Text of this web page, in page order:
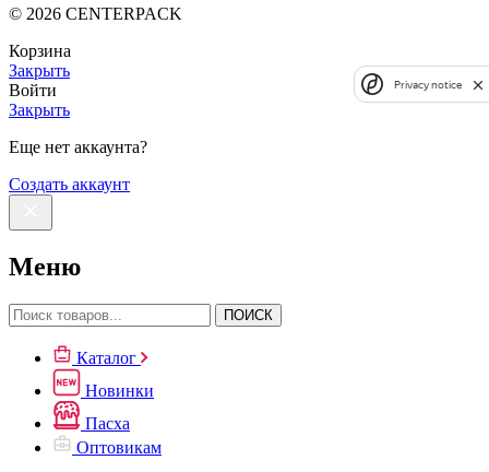
© 2026 CENTERPACK
Корзина
Закрыть
Войти
Закрыть
Еще нет аккаунта?
Создать аккаунт
Меню
ПОИСК
Каталог
Новинки
Пасха
Оптовикам
Privacy notice